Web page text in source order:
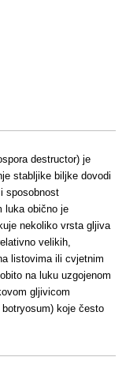
destructor) je
stabljike biljke dovodi
sposobnost
luka obično je
nekoliko vrsta gljiva
velikih,
listovima ili cvjetnim
na luku uzgojenom
gljivicom
koje često